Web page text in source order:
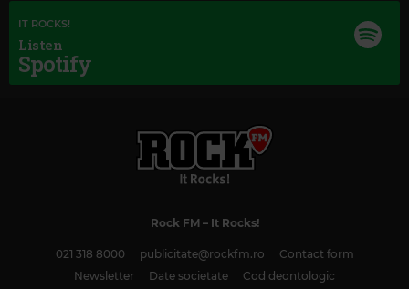
IT ROCKS!
Listen
Spotify
Rock FM– It Rocks!
021 318 8000 publicitate@rockfm.ro
Contact form
Newsletter
Date societate Cod deontologic